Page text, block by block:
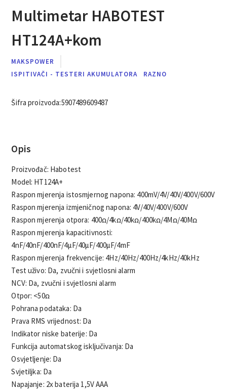
Multimetar HABOTEST
HT124A+kom
MAKSPOWER
ISPITIVAČI - TESTERI AKUMULATORA
RAZNO
Šifra proizvoda:5907489609487
Opis
Proizvođač: Habotest
Model: HT124A+
Raspon mjerenja istosmjernog napona: 400mV/4V/40V/400V/600V
Raspon mjerenja izmjeničnog napona: 4V/40V/400V/600V
Raspon mjerenja otpora: 400ꭥ/4kꭥ/40kꭥ/400kꭥ/4Mꭥ/40Mꭥ
Raspon mjerenja kapacitivnosti:
4nF/40nF/400nF/4µF/40µF/400µF/4mF
Raspon mjerenja frekvencije: 4Hz/40Hz/400Hz/4kHz/40kHz
Test uživo: Da, zvučni i svjetlosni alarm
NCV: Da, zvučni i svjetlosni alarm
Otpor: <50ꭥ
Pohrana podataka: Da
Prava RMS vrijednost: Da
Indikator niske baterije: Da
Funkcija automatskog isključivanja: Da
Osvjetljenje: Da
Svjetiljka: Da
Napajanje: 2x baterija 1,5V AAA